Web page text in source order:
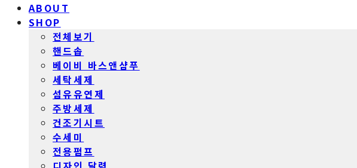
ABOUT
SHOP
전체보기
핸드솝
베이비 바스앤샴푸
세탁세제
섬유유연제
주방세제
건조기시트
수세미
전용펌프